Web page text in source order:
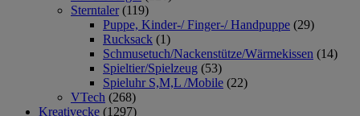
Sterntaler (119)
Puppe, Kinder-/ Finger-/ Handpuppe (29)
Rucksack (1)
Schmusetuch/Nackenstütze/Wärmekissen (14)
Spieltier/Spielzeug (53)
Spieluhr S,M,L /Mobile (22)
VTech (268)
Kreativecke (1297)